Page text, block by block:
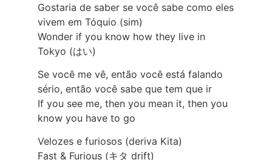
Gostaria de saber se você sabe como eles
vivem em Tóquio (sim)
Wonder if you know how they live in
Tokyo (はい)
Se você me vê, então você está falando
sério, então você sabe que tem que ir
If you see me, then you mean it, then you
know you have to go
Velozes e furiosos (deriva Kita)
Fast & Furious (キタ drift)